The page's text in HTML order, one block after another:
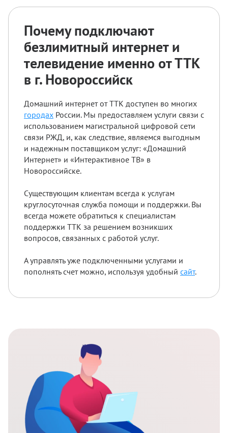
Почему подключают
безлимитный интернет и
телевидение именно от ТТК
в г. Новороссийск
Домашний интернет от ТТК доступен во многих
городах России. Мы предоставляем услуги связи с
использованием магистральной цифровой сети
связи РЖД, и, как следствие, являемся выгодным
и надежным поставщиком услуг: «Домашний
Интернет» и «Интерактивное ТВ» в
Новороссийске.
Существующим клиентам всегда к услугам
круглосуточная служба помощи и поддержки. Вы
всегда можете обратиться к специалистам
поддержки ТТК за решением возникших
вопросов, связанных с работой услуг.
А управлять уже подключенными услугами и
пополнять счет можно, используя удобный сайт.